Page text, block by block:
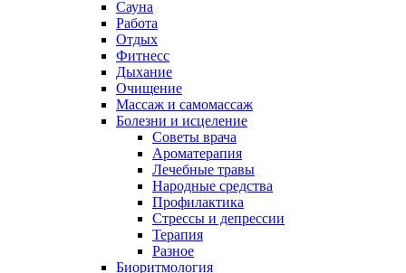
Сауна
Работа
Отдых
Фитнесс
Дыхание
Очищение
Массаж и самомассаж
Болезни и исцеление
Советы врача
Ароматерапия
Лечебные травы
Народные средства
Профилактика
Стрессы и депрессии
Терапия
Разное
Биоритмология